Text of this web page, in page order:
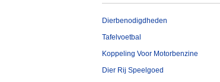
Dierbenodigdheden
Tafelvoetbal
Koppeling Voor Motorbenzine
Dier Rij Speelgoed